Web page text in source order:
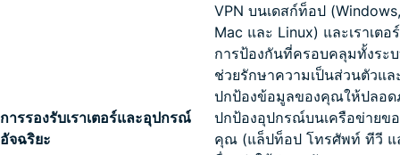
VPN บนเดสก์ท็อป (Windows,
Mac และ Linux) และเราเตอ
การป้องกันที่ครอบคลุมทั้งระ
ช่วยรักษาความเป็นส่วนตัวแล
ปกป้องข้อมูลของคุณให้ปลอด
การรองรับเราเตอร์และอุปกรณ์
อัจฉริยะ
ปกป้องอุปกรณ์บนเครือข่ายข
คุณ (แล็ปท็อป โทรศัพท์ ทีวี แ